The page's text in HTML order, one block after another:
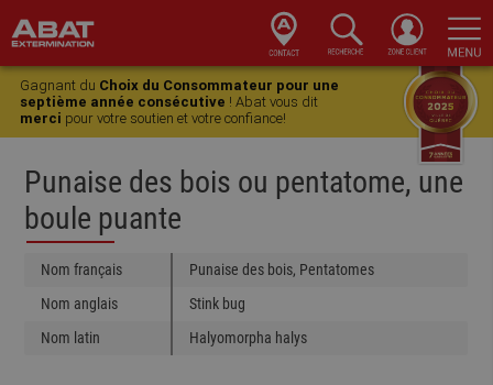
Skip
primary
navigation
Skip
main
content
Skip
primary
sidebar
Skip
footer
Gagnant du Choix du Consommateur pour une
septième année consécutive ! Abat vous dit
merci pour votre soutien et votre confiance!
Punaise des bois ou pentatome, une
boule puante
Nom français
Punaise des bois, Pentatomes
Nom anglais
Stink bug
Nom latin
Halyomorpha halys